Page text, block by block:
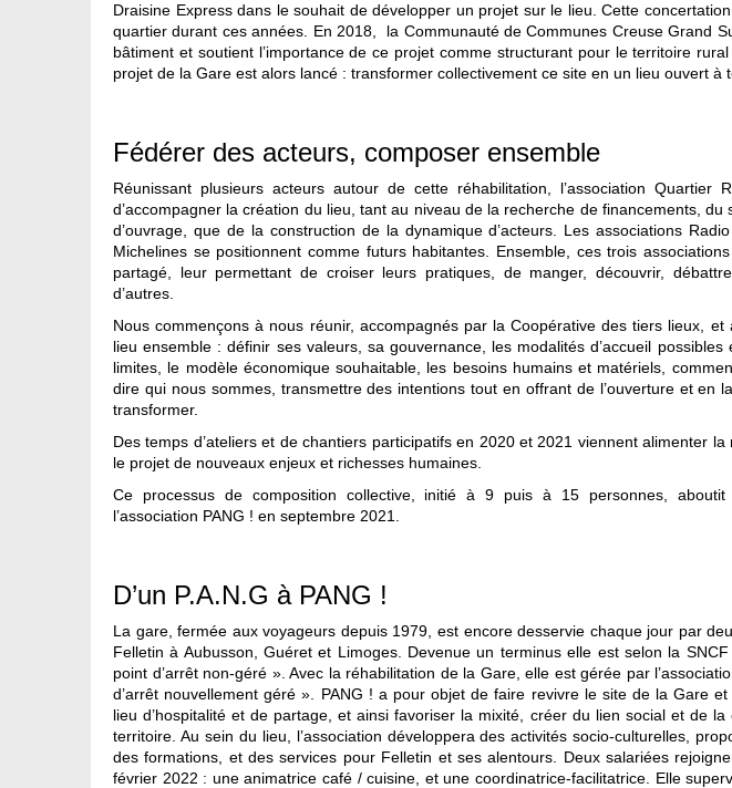
Draisine Express dans le souhait de développer un projet sur le lieu. Cette
quartier durant ces années. En 2018, la Communauté de Communes Creuse Grand
bâtiment et soutient l’importance de ce projet comme structurant pour le territoire
projet de la Gare est alors lancé : transformer collectivement ce site en un lieu ouvert
Fédérer des acteurs, composer ensemble
Réunissant plusieurs acteurs autour de cette réhabilitation, l’association Quartier
d’accompagner la création du lieu, tant au niveau de la recherche de financements, du
d’ouvrage, que de la construction de la dynamique d’acteurs. Les associations
Michelines se positionnent comme futurs habitantes. Ensemble, ces trois
partagé, leur permettant de croiser leurs pratiques, de manger, découvrir,
d’autres.
Nous commençons à nous réunir, accompagnés par la Coopérative des tiers lieux, et
lieu ensemble : définir ses valeurs, sa gouvernance, les modalités d’accueil possibles
limites, le modèle économique souhaitable, les besoins humains et matériels,
dire qui nous sommes, transmettre des intentions tout en offrant de l’ouverture et en
transformer.
Des temps d’ateliers et de chantiers participatifs en 2020 et 2021 viennent alimenter
le projet de nouveaux enjeux et richesses humaines.
Ce processus de composition collective, initié à 9 puis à 15 personnes,
l’association PANG ! en septembre 2021.
D’un P.A.N.G à PANG !
La gare, fermée aux voyageurs depuis 1979, est encore desservie chaque jour par
Felletin à Aubusson, Guéret et Limoges. Devenue un terminus elle est selon la
point d’arrêt non-géré ». Avec la réhabilitation de la Gare, elle est gérée par
d’arrêt nouvellement géré ». PANG ! a pour objet de faire revivre le site de la Gare
lieu d’hospitalité et de partage, et ainsi favoriser la mixité, créer du lien social et de
territoire. Au sein du lieu, l’association développera des activités socio-culturelles,
des formations, et des services pour Felletin et ses alentours. Deux salariées
février 2022 : une animatrice café / cuisine, et une coordinatrice-facilitatrice. Elle